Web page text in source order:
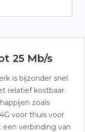
25 Mb/s
is bijzonder snel.
relatief kostbaar.
zoals
voor thuis voor
verbinding van